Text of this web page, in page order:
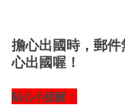
擔心出國時，郵
心出國喔！
貼心小提醒：